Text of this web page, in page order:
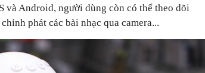
và Android, người dùng còn có thể theo dõi
phát các bài nhạc qua camera...